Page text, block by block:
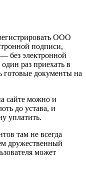
ООО
подписи,
без электронной
раз приехать в
документы на
сайте можно и
до устава, и
уплатить.
там не всегда
дружественный
может